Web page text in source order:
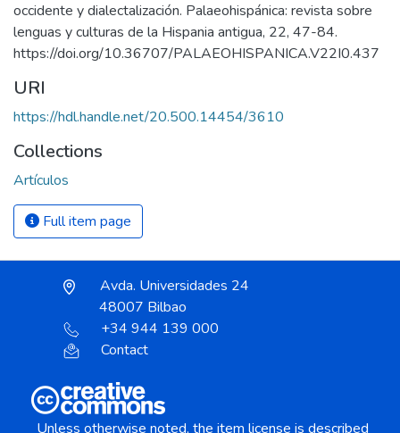
occidente y dialectalización. Palaeohispánica: revista sobre
lenguas y culturas de la Hispania antigua, 22, 47-84.
https://doi.org/10.36707/PALAEOHISPANICA.V22I0.437
URI
https://hdl.handle.net/20.500.14454/3610
Collections
Artículos
Full item page
Avda. Universidades 24
48007 Bilbao
+34 944 139 000
Contact
Unless otherwise noted, the item license is described